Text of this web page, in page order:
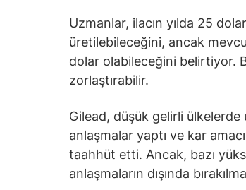
Uzmanlar, ilacın yılda 25
üretilebileceğini, ancak
dolar olabileceğini belirtiyor.
zorlaştırabilir.
Gilead, düşük gelirli
anlaşmalar yaptı ve kar
taahhüt etti. Ancak, bazı
anlaşmaların dışında